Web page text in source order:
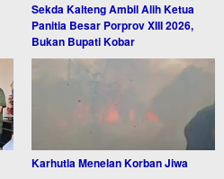
Sekda Kalteng Ambil Alih Ketua
Panitia Besar Porprov XIII 2026,
Bukan Bupati Kobar
Karhutla Menelan Korban Jiwa